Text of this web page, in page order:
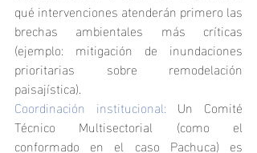
qué intervenciones atenderán primero las
brechas ambientales más críticas
(ejemplo: mitigación de inundaciones
prioritarias sobre remodelación
paisajística).
Coordinación institucional: Un Comité
Técnico Multisectorial (como el
conformado en el caso Pachuca) es